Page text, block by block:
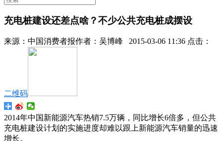
充电桩建设还差点啥？不少公共充电桩成摆设
来源： 中国消费者报作者： 吴博峰 2015-03-06 11:36 点击：
二维码
2014年中国新能源汽车热销7.5万辆，同比增长6倍多，但公共
充电桩建设计划的实施进度却难以跟上新能源汽车销量的迅速
增长。